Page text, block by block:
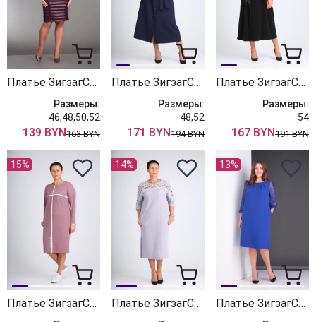
Платье ЗигзагСтиль 512 фуксия
Размеры:
46,48,50,52
139 BYN163 BYN
Платье ЗигзагСтиль 405 синий
Размеры:
48,52
171 BYN194 BYN
Платье ЗигзагСтиль 406 черный
Размеры:
54
167 BYN191 BYN
15%
Платье ЗигзагСтиль 407 розовая
14%
Платье ЗигзагСтиль 408 серый
13%
Платье ЗигзагСтиль 527 василек